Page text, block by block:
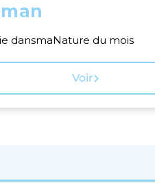
dansmaNature du mois
Voir